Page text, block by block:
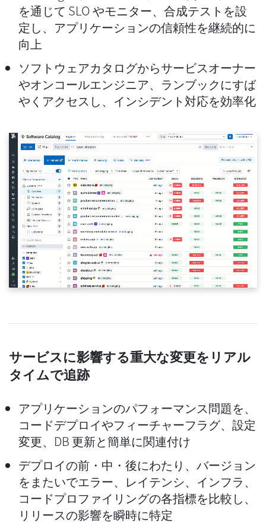
を通じて SLO やモニター、合成テストを設
定し、アプリケーションの信頼性を継続的に
向上
ソフトウェアカタログからサービスオーナー
やオンコールエンジニア、ランブックにすば
やくアクセスし、インシデント対応を効率化
サービスに影響する重大な変更をリアル
タイムで追跡
アプリケーションのパフォーマンス問題を、
コードデプロイやフィーチャーフラグ、設定
変更、DB 更新と簡単に関連付け
デプロイの前・中・後にわたり、バージョン
をまたいでエラー、レイテンシ、インフラ、
コードプロファイリングの各指標を比較し、
リリースの影響を瞬時に特定